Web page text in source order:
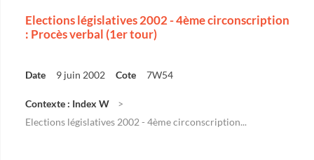
Elections législatives 2002 - 4ème circonscription
: Procès verbal (1er tour)
Date 9 juin 2002 Cote 7W54
Contexte : Index W
Elections législatives 2002 - 4ème circonscription...